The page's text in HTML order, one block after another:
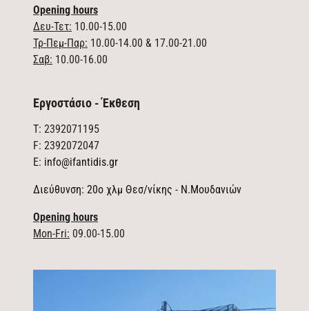
Opening hours
Δευ-Τετ: 10.00-15.00
Τρ-Πεμ-Παρ: 10.00-14.00 & 17.00-21.00
Σαβ: 10.00-16.00
Εργοστάσιο - Έκθεση
T: 2392071195
F: 2392072047
E: info@ifantidis.gr
Διεύθυνση: 20ο χλμ Θεσ/νίκης - Ν.Μουδανιών
Opening hours
Mon-Fri: 09.00-15.00